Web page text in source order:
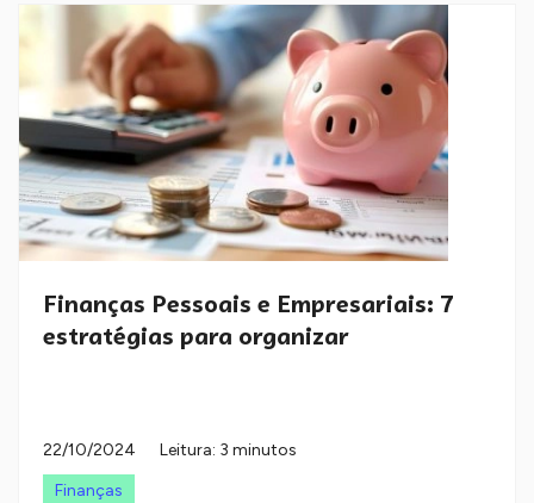
Finanças Pessoais e Empresariais: 7
estratégias para organizar
22/10/2024
Leitura: 3 minutos
Finanças